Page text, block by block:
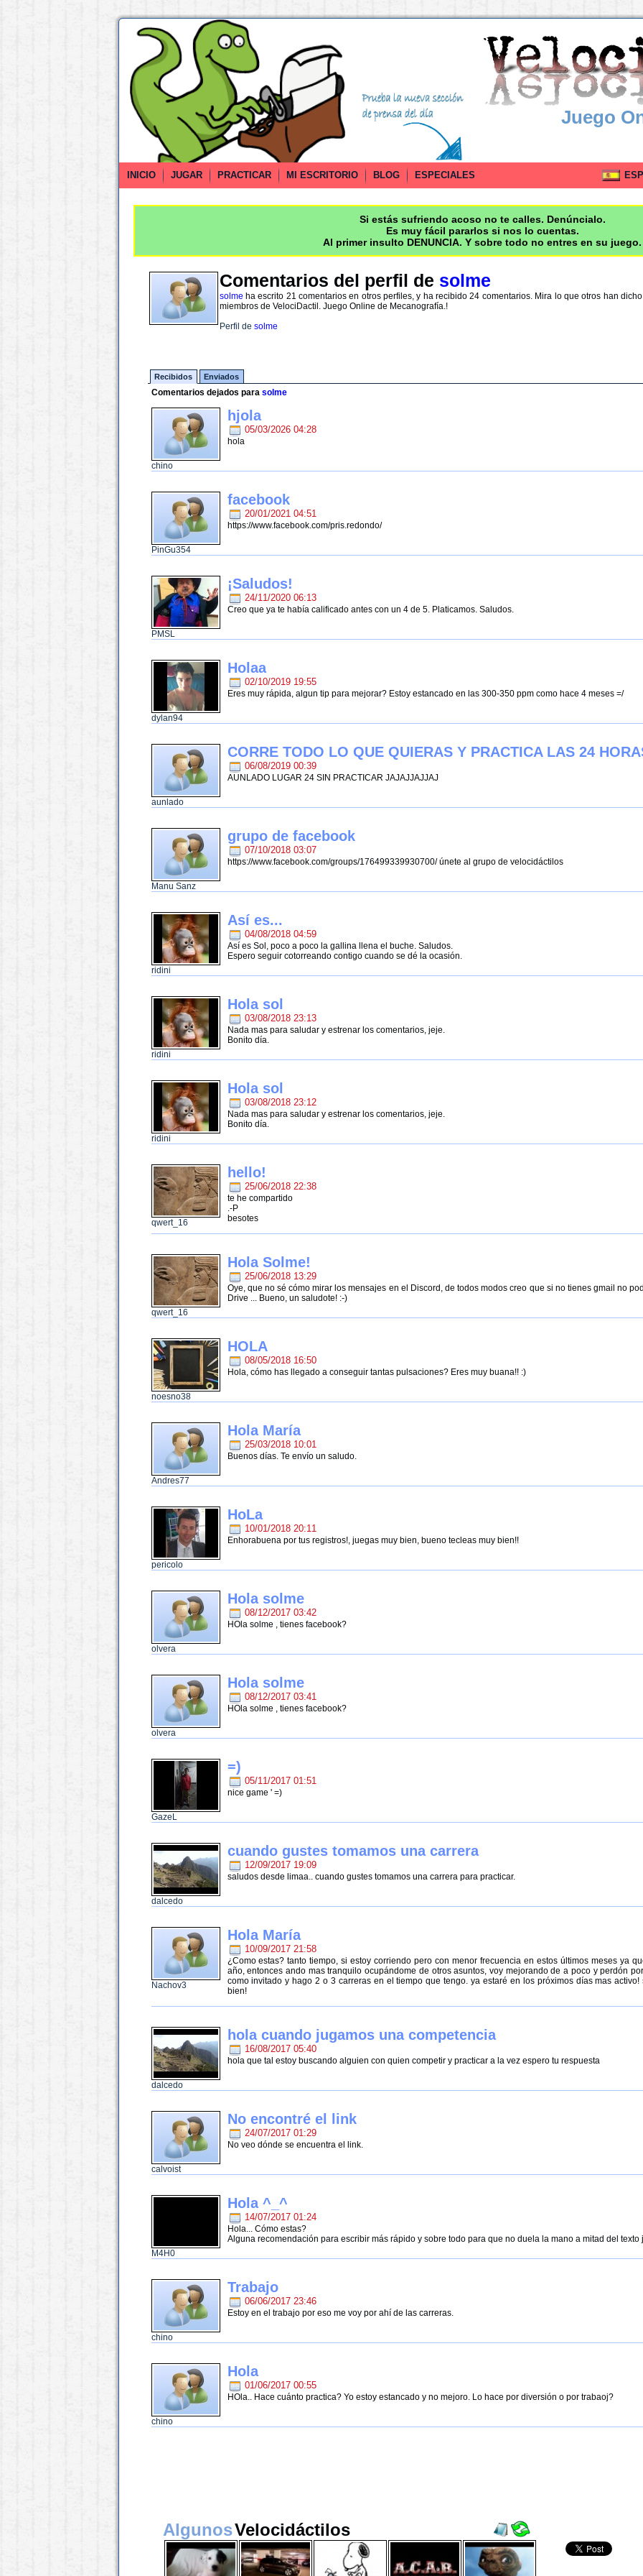
Juego
INICIO JUGAR PRACTICAR MI ESCRITORIO BLOG ESPECIALES
Si estás sufriendo acoso no te calles. Denúncialo.
Es muy fácil pararlos si nos lo cuentas.
Al primer insulto DENUNCIA. Y sobre todo no entres en su juego.
Comentarios del perfil de solme
solme ha escrito 21 comentarios en otros perfiles, y ha recibido 24 comentarios. Mira lo que otros han
miembros de VelociDactil. Juego Online de Mecanografía.!
Perfil de solme
Recibidos Enviados
Comentarios dejados para solme
chino
hjola
05/03/2026 04:28
hola
PinGu354
facebook
20/01/2021 04:51
https://www.facebook.com/pris.redondo/
PMSL
¡Saludos!
24/11/2020 06:13
Creo que ya te había calificado antes con un 4 de 5. Platicamos. Saludos.
dylan94
Holaa
02/10/2019 19:55
Eres muy rápida, algun tip para mejorar? Estoy estancado en las 300-350 ppm como hace 4 meses =/
aunlado
CORRE TODO LO QUE QUIERAS Y PRACTICA LAS 24
06/08/2019 00:39
AUNLADO LUGAR 24 SIN PRACTICAR JAJAJJAJJAJ
Manu Sanz
grupo de facebook
07/10/2018 03:07
https://www.facebook.com/groups/176499339930700/ únete al grupo de velocidáctilos
ridini
Así es...
04/08/2018 04:59
Así es Sol, poco a poco la gallina llena el buche. Saludos.
Espero seguir cotorreando contigo cuando se dé la ocasión.
ridini
Hola sol
03/08/2018 23:13
Nada mas para saludar y estrenar los comentarios, jeje.
Bonito día.
ridini
Hola sol
03/08/2018 23:12
Nada mas para saludar y estrenar los comentarios, jeje.
Bonito día.
qwert_16
hello!
25/06/2018 22:38
te he compartido
.-P
besotes
qwert_16
Hola Solme!
25/06/2018 13:29
Oye, que no sé cómo mirar los mensajes en el Discord, de todos modos creo que si no tienes gmail no
Drive ... Bueno, un saludote! :-)
noesno38
HOLA
08/05/2018 16:50
Hola, cómo has llegado a conseguir tantas pulsaciones? Eres muy buana!! :)
Andres77
Hola María
25/03/2018 10:01
Buenos días. Te envío un saludo.
pericolo
HoLa
10/01/2018 20:11
Enhorabuena por tus registros!, juegas muy bien, bueno tecleas muy bien!!
olvera
Hola solme
08/12/2017 03:42
HOla solme , tienes facebook?
olvera
Hola solme
08/12/2017 03:41
HOla solme , tienes facebook?
GazeL
=)
05/11/2017 01:51
nice game ' =)
dalcedo
cuando gustes tomamos una carrera
12/09/2017 19:09
saludos desde limaa.. cuando gustes tomamos una carrera para practicar.
Nachov3
Hola María
10/09/2017 21:58
¿Como estas? tanto tiempo, si estoy corriendo pero con menor frecuencia en estos últimos meses ya
año, entonces ando mas tranquilo ocupándome de otros asuntos, voy mejorando de a poco y perdón
como invitado y hago 2 o 3 carreras en el tiempo que tengo. ya estaré en los próximos días mas
bien!
dalcedo
hola cuando jugamos una competencia
16/08/2017 05:40
hola que tal estoy buscando alguien con quien competir y practicar a la vez espero tu respuesta
calvoist
No encontré el link
24/07/2017 01:29
No veo dónde se encuentra el link.
M4H0
Hola ^_^
14/07/2017 01:24
Hola... Cómo estas?
Alguna recomendación para escribir más rápido y sobre todo para que no duela la mano a mitad del texto
chino
Trabajo
06/06/2017 23:46
Estoy en el trabajo por eso me voy por ahí de las carreras.
chino
Hola
01/06/2017 00:55
HOla.. Hace cuánto practica? Yo estoy estancado y no mejoro. Lo hace por diversión o por trabaoj?
AlgunosVelocidáctilos